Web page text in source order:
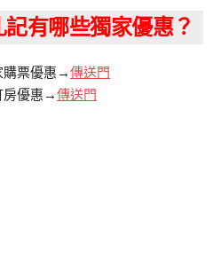
有哪些獨家優惠？
購票優惠→傳送門
房優惠→傳送門